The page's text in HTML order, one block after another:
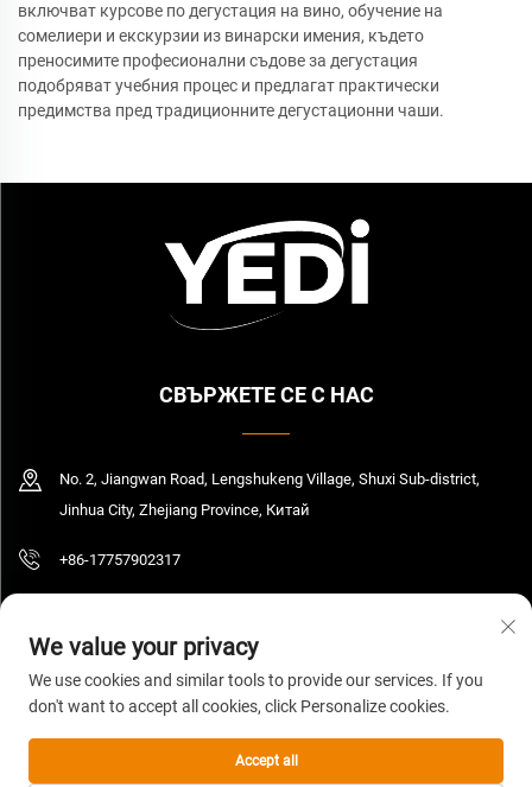
включват курсове по дегустация на вино, обучение на
сомелиери и екскурзии из винарски имения, където
преносимите професионални съдове за дегустация
подобряват учебния процес и предлагат практически
предимства пред традиционните дегустационни чаши.
СВЪРЖЕТЕ СЕ С НАС
No. 2, Jiangwan Road, Lengshukeng Village, Shuxi Sub-district,
Jinhua City, Zhejiang Province, Китай
+86-17757902317
© 2026 Zhejiang Yedi Industry And Trade Co., Ltd. Всички права запазени.
Политика за поверителност
We value your privacy
We use cookies and similar tools to provide our services. If you
don't want to accept all cookies, click Personalize cookies.
Accept all